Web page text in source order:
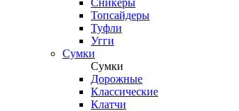
Сникеры
Топсайдеры
Туфли
Угги
Сумки
Сумки
Дорожные
Классические
Клатчи